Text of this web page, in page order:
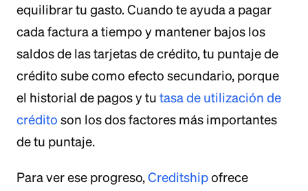
equilibrar tu gasto. Cuando te ayuda a pagar
cada factura a tiempo y mantener bajos los
saldos de las tarjetas de crédito, tu puntaje de
crédito sube como efecto secundario, porque
el historial de pagos y tu tasa de utilización de
crédito son los dos factores más importantes
de tu puntaje.
Para ver ese progreso,Creditshipofrece